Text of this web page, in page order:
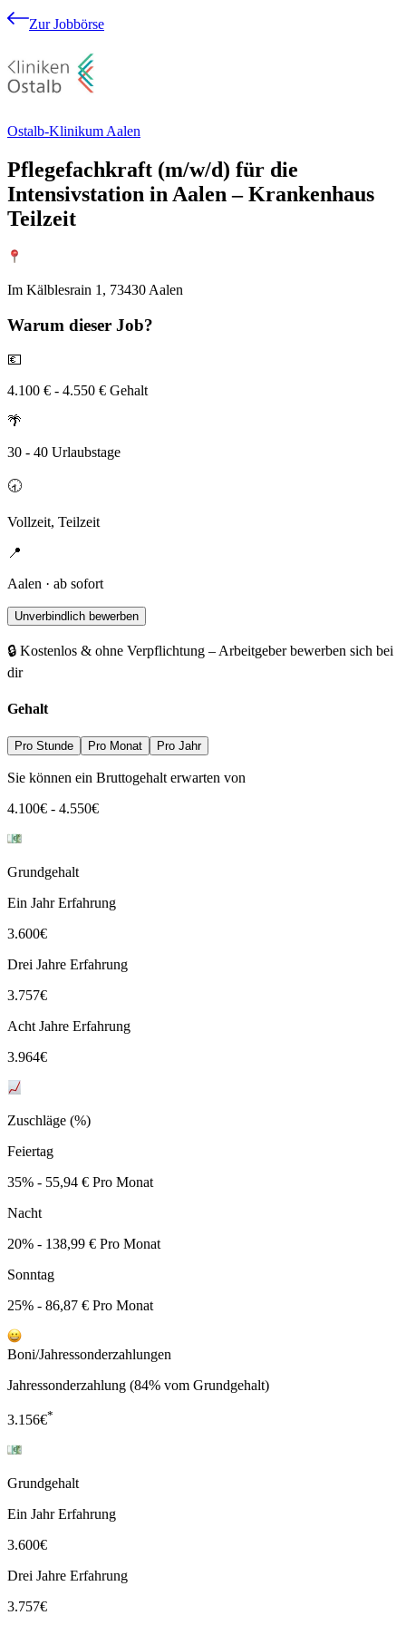
Zur Jobbörse
Ostalb-Klinikum Aalen
Pflegefachkraft (m/w/d) für die
Intensivstation in Aalen – Krankenhaus
Teilzeit
Im Kälblesrain 1, 73430 Aalen
Warum dieser Job?
💶
4.100 € - 4.550 € Gehalt
🌴
30 - 40 Urlaubstage
🕣
Vollzeit, Teilzeit
📍
Aalen · ab sofort
Unverbindlich bewerben
🔒 Kostenlos & ohne Verpflichtung – Arbeitgeber bewerben sich bei
dir
Gehalt
Pro Stunde Pro Monat Pro Jahr
Sie können ein Bruttogehalt erwarten von
4.100€ - 4.550€
Grundgehalt
Ein Jahr Erfahrung
3.600€
Drei Jahre Erfahrung
3.757€
Acht Jahre Erfahrung
3.964€
Zuschläge (%)
Feiertag
35% - 55,94 € Pro Monat
Nacht
20% - 138,99 € Pro Monat
Sonntag
25% - 86,87 € Pro Monat
Boni/Jahressonderzahlungen
Jahressonderzahlung (84% vom Grundgehalt)
3.156€*
Grundgehalt
Ein Jahr Erfahrung
3.600€
Drei Jahre Erfahrung
3.757€